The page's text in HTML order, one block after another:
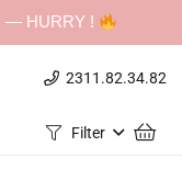
— HURRY !
2311.82.34.82
Filter